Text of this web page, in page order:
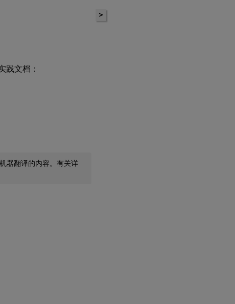
践文档：
器翻译的内容。有关详
>